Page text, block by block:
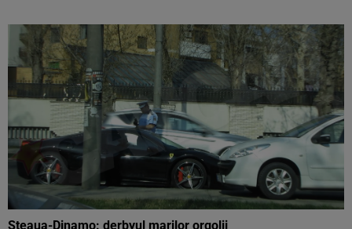
Steaua-Dinamo: derbyul marilor orgolii